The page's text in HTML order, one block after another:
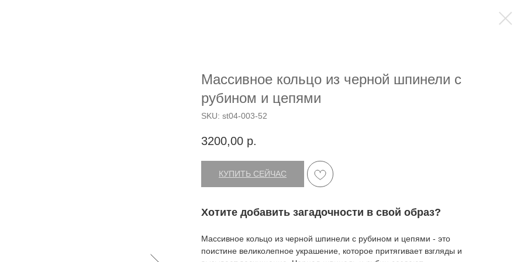
Массивное кольцо из черной шпинели с
рубином и цепями
SKU: st04-003-52
3200,00 р.
КУПИТЬ СЕЙЧАС
Хотите добавить загадочности в свой образ?
Массивное кольцо из черной шпинели с рубином и цепями - это
поистине великолепное украшение, которое притягивает взгляды и